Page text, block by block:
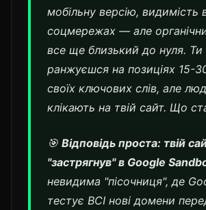
мобільну версію, видимість
соцмережах — але
все ще близький до нуля. Ти
ранжуєшся на позиціях 15-
своїх ключових слів, але
клікають на твій сайт. Що
🎯 Відповідь проста: твій
"застрягнув" в Google
невидима "пісочниця", де
тестує ВСІ нові домени